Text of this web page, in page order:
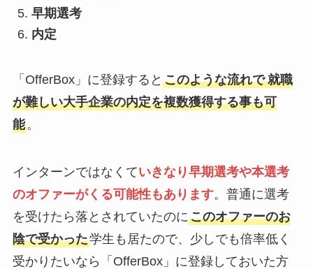
早期選考
内定
「OfferBox」に登録すると このような流れで 就職
が難しい大手企業の内定を複数獲得する事も可
能。
インターンではなくていきなり早期選考や本選考
のオファーがくる可能性もあります。普通に選考
を受けたら落とされていたのにこのオファーのお
陰で受かった学生も居たので、少しでも倍率低く
受かりたいなら「OfferBox」に登録しておいた方